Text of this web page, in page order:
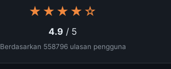
★★★★☆
4.9 / 5
Berdasarkan 558796 ulasan pengguna